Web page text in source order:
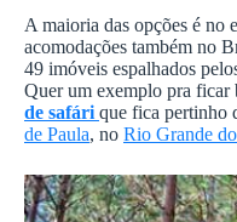
A maioria das opções é no
acomodações também no
49 imóveis espalhados
Quer um exemplo pra ficar
de safári que fica pertinho
de Paula, no Rio Grande